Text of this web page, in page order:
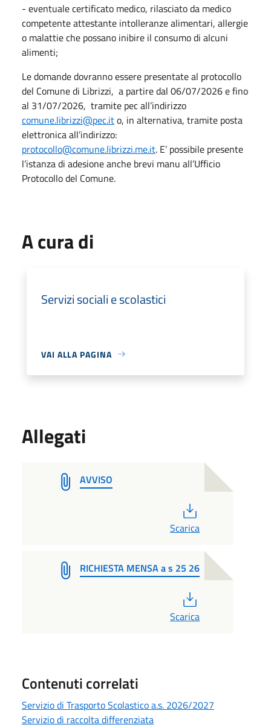
- eventuale certificato medico, rilasciato da medico
competente attestante intolleranze alimentari, allergie
o malattie che possano inibire il consumo di alcuni
alimenti;
Le domande dovranno essere presentate al protocollo
del Comune di Librizzi, a partire dal 06/07/2026 e fino
al 31/07/2026, tramite pec all’indirizzo
comune.librizzi@pec.ito, in alternativa, tramite posta
elettronica all’indirizzo:
protocollo@comune.librizzi.me.it. E’ possibile presente
l’istanza di adesione anche brevi manu all’Ufficio
Protocollo del Comune.
A cura di
Servizi sociali e scolastici
VAI ALLA PAGINA
Allegati
AVVISO
Scarica
RICHIESTA MENSA a s 25 26
Scarica
Contenuti correlati
Servizio di Trasporto Scolastico a.s. 2026/2027
Servizio di raccolta differenziata